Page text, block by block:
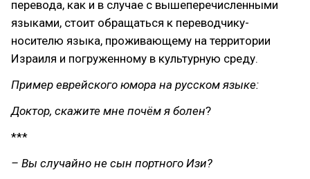
перевода, как и в случае с вышеперечисленными
языками, стоит обращаться к переводчику-
носителю языка, проживающему на территории
Израиля и погруженному в культурную среду.
Пример еврейского юмора на русском языке:
Доктор, скажите мне почём я болен?
***
– Вы случайно не сын портного Изи?